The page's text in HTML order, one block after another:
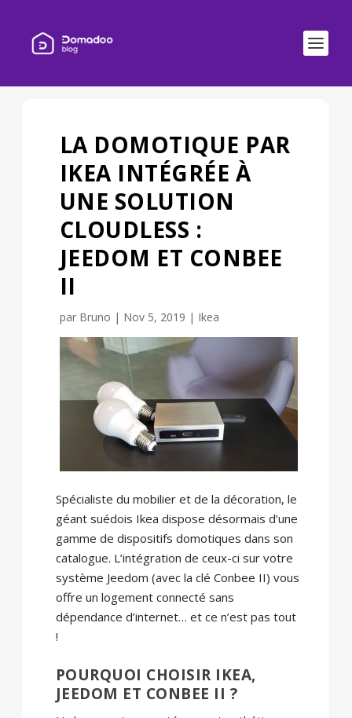
LA DOMOTIQUE PAR
IKEA INTÉGRÉE À
UNE SOLUTION
CLOUDLESS :
JEEDOM ET CONBEE
II
par Bruno | Nov 5, 2019 | Ikea
Spécialiste du mobilier et de la décoration, le
géant suédois Ikea dispose désormais d’une
gamme de dispositifs domotiques dans son
catalogue. L’intégration de ceux-ci sur votre
système Jeedom (avec la clé Conbee II) vous
offre un logement connecté sans
dépendance d’internet… et ce n’est pas tout
!
POURQUOI CHOISIR IKEA,
JEEDOM ET CONBEE II ?